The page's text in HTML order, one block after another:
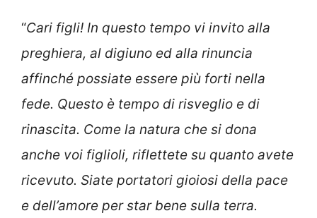
“Cari figli! In questo tempo vi invito alla
preghiera, al digiuno ed alla rinuncia
affinché possiate essere più forti nella
fede. Questo è tempo di risveglio e di
rinascita. Come la natura che si dona
anche voi figlioli, riflettete su quanto avete
ricevuto. Siate portatori gioiosi della pace
e dell’amore per star bene sulla terra.